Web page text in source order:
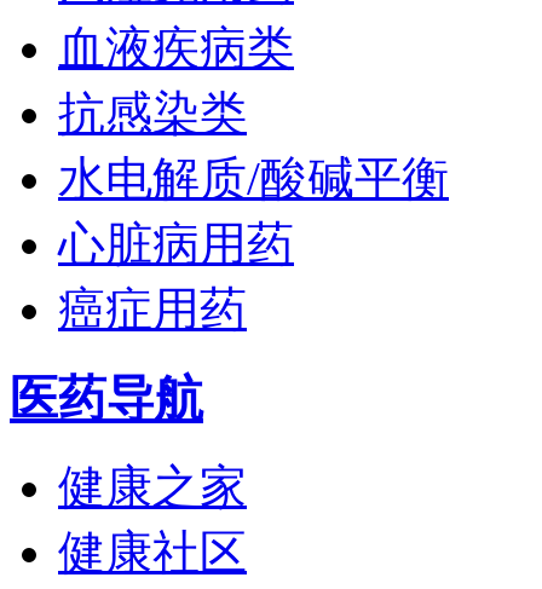
血液疾病类
抗感染类
水电解质/酸碱平衡
心脏病用药
癌症用药
医药导航
健康之家
健康社区